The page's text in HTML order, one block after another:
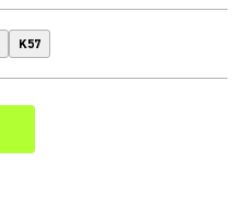
K57